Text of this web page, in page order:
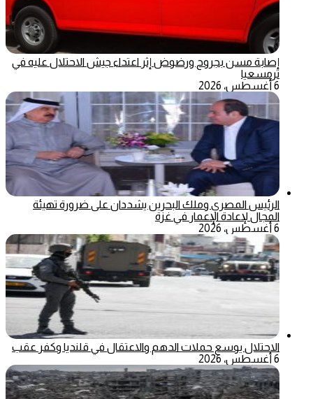
إصابة مسن بجروح ورضوض إثر اعتداء جيش الاحتلال عليه في
ترمسعيا
6 أغسطس، 2026
الرئيس المصري وملك البحرين يشددان على ضرورة تهيئة
المجال لإعادة الإعمار في غزة
6 أغسطس، 2026
الاحتلال يوسع حملات الدهم والاعتقال في قلنديا وكفر عقب
6 أغسطس، 2026